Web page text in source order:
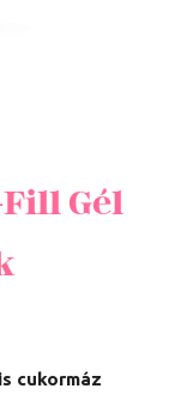
Gél
cukormáz